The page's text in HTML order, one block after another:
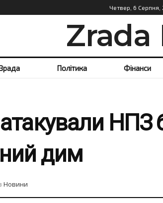
Четвер, 6 Серпня,
Zrada
Політика Фінанси
НПЗ
дим
Новини